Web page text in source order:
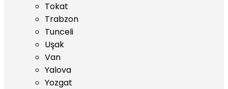
Tokat
Trabzon
Tunceli
Uşak
Van
Yalova
Yozgat